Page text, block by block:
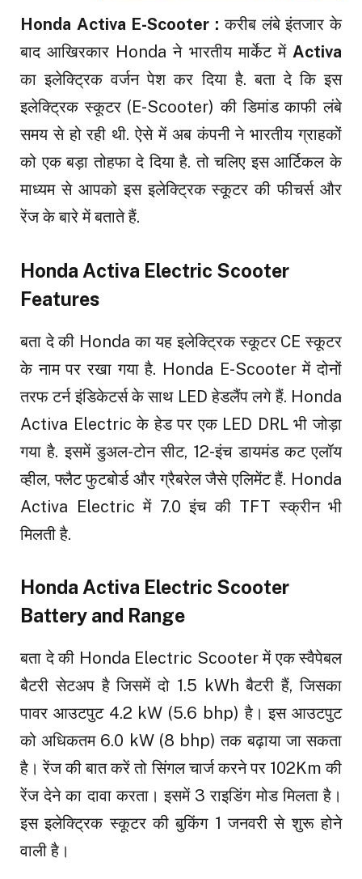
Honda Activa E-Scooter :करीब लंबे इंतजार के
बाद आखिरकार Honda ने भारतीय मार्केट में Activa
का इलेक्ट्रिक वर्जन पेश कर दिया है. बता दे कि इस
इलेक्ट्रिक स्कूटर (E-Scooter) की डिमांड काफी लंबे
समय से हो रही थी. ऐसे में अब कंपनी ने भारतीय ग्राहकों
को एक बड़ा तोहफा दे दिया है. तो चलिए इस आर्टिकल के
माध्यम से आपको इस इलेक्ट्रिक स्कूटर की फीचर्स और
रेंज के बारे में बताते हैं.
Honda Activa Electric Scooter
Features
बता दे की Honda का यह इलेक्ट्रिक स्कूटर CE स्कूटर
के नाम पर रखा गया है. Honda E-Scooter में दोनों
तरफ टर्न इंडिकेटर्स के साथ LED हेडलैंप लगे हैं. Honda
Activa Electric के हेड पर एक LED DRL भी जोड़ा
गया है. इसमें डुअल-टोन सीट, 12-इंच डायमंड कट एलॉय
व्हील, फ्लैट फुटबोर्ड और ग्रैबरेल जैसे एलिमेंट हैं. Honda
Activa Electric में 7.0 इंच की TFT स्क्रीन भी
मिलती है.
Honda Activa Electric Scooter
Battery and Range
बता दे की Honda Electric Scooter में एक स्वैपेबल
बैटरी सेटअप है जिसमें दो 1.5 kWh बैटरी हैं, जिसका
पावर आउटपुट 4.2 kW (5.6 bhp) है। इस आउटपुट
को अधिकतम 6.0 kW (8 bhp) तक बढ़ाया जा सकता
है। रेंज की बात करें तो सिंगल चार्ज करने पर 102Km की
रेंज देने का दावा करता। इसमें 3 राइडिंग मोड मिलता है।
इस इलेक्ट्रिक स्कूटर की बुकिंग 1 जनवरी से शुरू होने
वाली है।